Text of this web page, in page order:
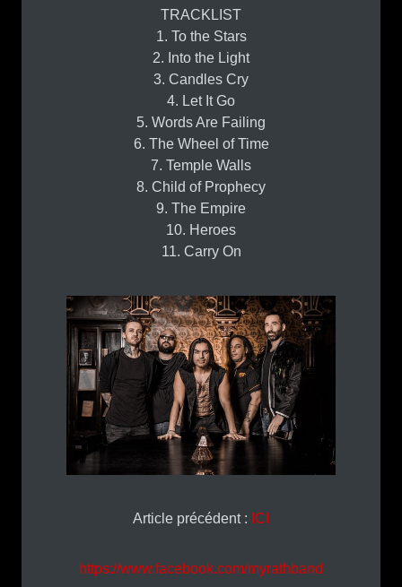
TRACKLIST
1. To the Stars
2. Into the Light
3. Candles Cry
4. Let It Go
5. Words Are Failing
6. The Wheel of Time
7. Temple Walls
8. Child of Prophecy
9. The Empire
10. Heroes
11. Carry On
Article précédent : ICI
https://www.facebook.com/myrathband